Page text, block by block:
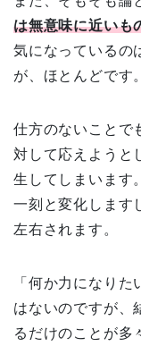
は無意味に近いも
気になっているの
が、ほとんどです。
仕方のないことで
対して応えようと
生してしまいます
一刻と変化します
左右されます。
「何か力になり
はないのですが、
るだけのことが多